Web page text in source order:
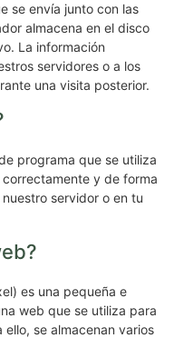
se envía junto con las
almacena en el disco
La información
servidores o a los
una visita posterior.
programa que se utiliza
y de forma
servidor o en tu
es una pequeña e
web que se utiliza para
se almacenan varios